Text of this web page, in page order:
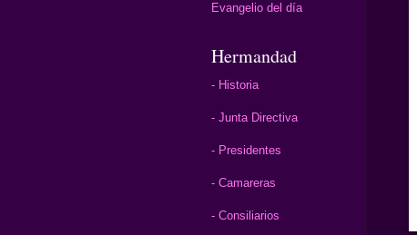
Evangelio del día
Hermandad
- Historia
- Junta Directiva
- Presidentes
- Camareras
- Consiliarios